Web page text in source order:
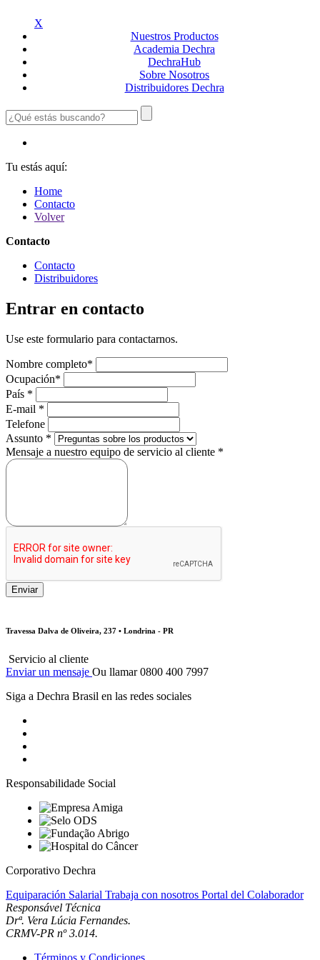
X
Nuestros Productos
Academia Dechra
DechraHub
Sobre Nosotros
Distribuidores Dechra
Tu estás aquí:
Home
Contacto
Volver
Contacto
Contacto
Distribuidores
Entrar en contacto
Use este formulario para contactarnos.
Nombre completo*
Ocupación*
País *
E-mail *
Telefone
Assunto *
Mensaje a nuestro equipo de servicio al cliente *
Travessa Dalva de Oliveira, 237 • Londrina - PR
Servicio al cliente
Enviar un mensaje Ou llamar 0800 400 7997
Siga a Dechra Brasil en las redes sociales
Responsabilidade Social
Corporativo Dechra
Equiparación Salarial Trabaja con nosotros Portal del Colaborador
Responsável Técnica
Drª. Vera Lúcia Fernandes.
CRMV-PR nº 3.014.
Términos y Condiciones